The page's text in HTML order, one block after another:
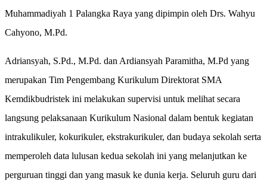
Muhammadiyah 1 Palangka Raya yang dipimpin oleh Drs. Wahyu
Cahyono, M.Pd.
Adriansyah, S.Pd., M.Pd. dan Ardiansyah Paramitha, M.Pd yang
merupakan Tim Pengembang Kurikulum Direktorat SMA
Kemdikbudristek ini melakukan supervisi untuk melihat secara
langsung pelaksanaan Kurikulum Nasional dalam bentuk kegiatan
intrakulikuler, kokurikuler, ekstrakurikuler, dan budaya sekolah serta
memperoleh data lulusan kedua sekolah ini yang melanjutkan ke
perguruan tinggi dan yang masuk ke dunia kerja. Seluruh guru dari